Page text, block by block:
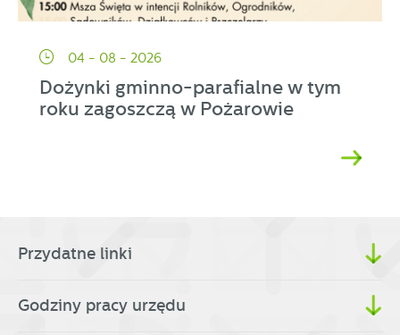
04 - 08 - 2026
Dożynki gminno-parafialne w tym
roku zagoszczą w Pożarowie
Przydatne linki
Godziny pracy urzędu